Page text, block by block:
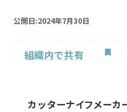
公開日:2024年7月30日
組織内で共有
カッターナイフメーカ